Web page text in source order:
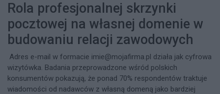
Rola profesjonalnej skrzynki
pocztowej na własnej domenie w
budowaniu relacji zawodowych
Adres e-mail w formacie imie@mojafirma.pl działa jak cyfrowa
wizytówka. Badania przeprowadzone wśród polskich
konsumentów pokazują, że ponad 70% respondentów traktuje
wiadomości od nadawców z własną domeną jako bardziej